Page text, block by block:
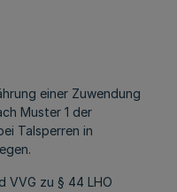
einer Zuwendung
Muster 1 der
Talsperren in
VVG zu § 44 LHO